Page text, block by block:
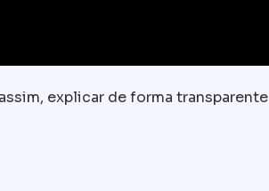
explicar de forma transparente